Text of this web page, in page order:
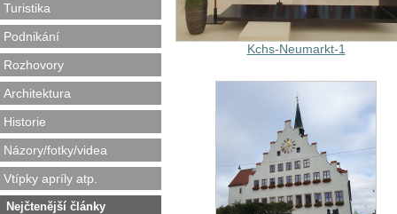
Turistika
Podnikání
Rozhovory
Architektura
Historie
Názory/fotky/videa
Vtípky apríly atp.
Nejčtenější články
Kchs-Neumarkt-1